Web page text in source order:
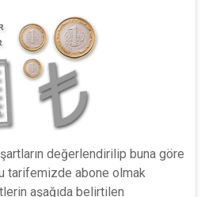
değerlendirilip buna göre
tarifemizde abone olmak
aşağıda belirtilen